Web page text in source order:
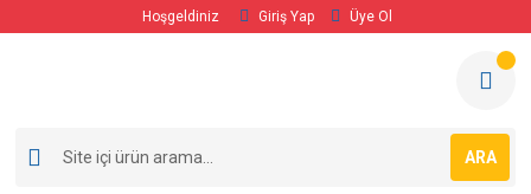
Hoşgeldiniz Giriş Yap Üye Ol
ARA